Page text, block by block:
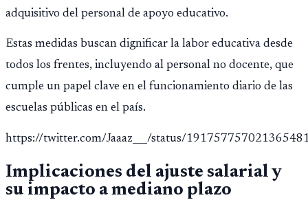
adquisitivo del personal de apoyo educativo.
Estas medidas buscan dignificar la labor educativa desde
todos los frentes, incluyendo al personal no docente, que
cumple un papel clave en el funcionamiento diario de las
escuelas públicas en el país.
https://twitter.com/Jaaaz___/status/
Implicaciones del ajuste salarial y
su impacto a mediano plazo